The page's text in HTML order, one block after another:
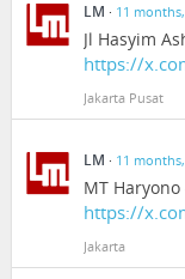
LM · 11
Jl Hasyim
https://
Jakarta Pusat
LM · 11
MT
https://
Jakarta